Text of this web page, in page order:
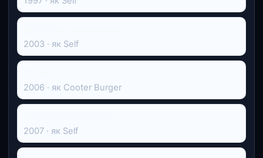
2003 · як Self
2006 · як Cooter Burger
2007 · як Self